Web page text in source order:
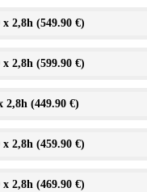
x 2,8h (549.90 €)
x 2,8h (599.90 €)
2,8h (449.90 €)
x 2,8h (459.90 €)
x 2,8h (469.90 €)